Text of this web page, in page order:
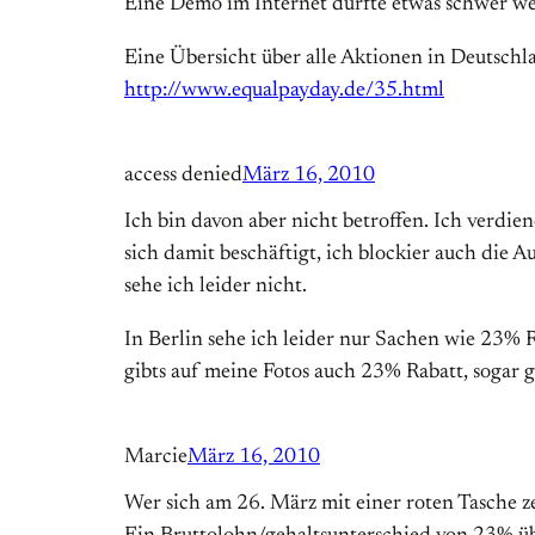
Eine Demo im Internet dürfte etwas schwer
Eine Übersicht über alle Aktionen in
http://www.equalpayday.de/35.html
access deniedMärz 16, 2010
Ich bin davon aber nicht betroffen. Ich
sich damit beschäftigt, ich blockier auch die
sehe ich leider nicht.
In Berlin sehe ich leider nur Sachen wie 23%
gibts auf meine Fotos auch 23% Rabatt, sogar
MarcieMärz 16, 2010
Wer sich am 26. März mit einer roten Tasche